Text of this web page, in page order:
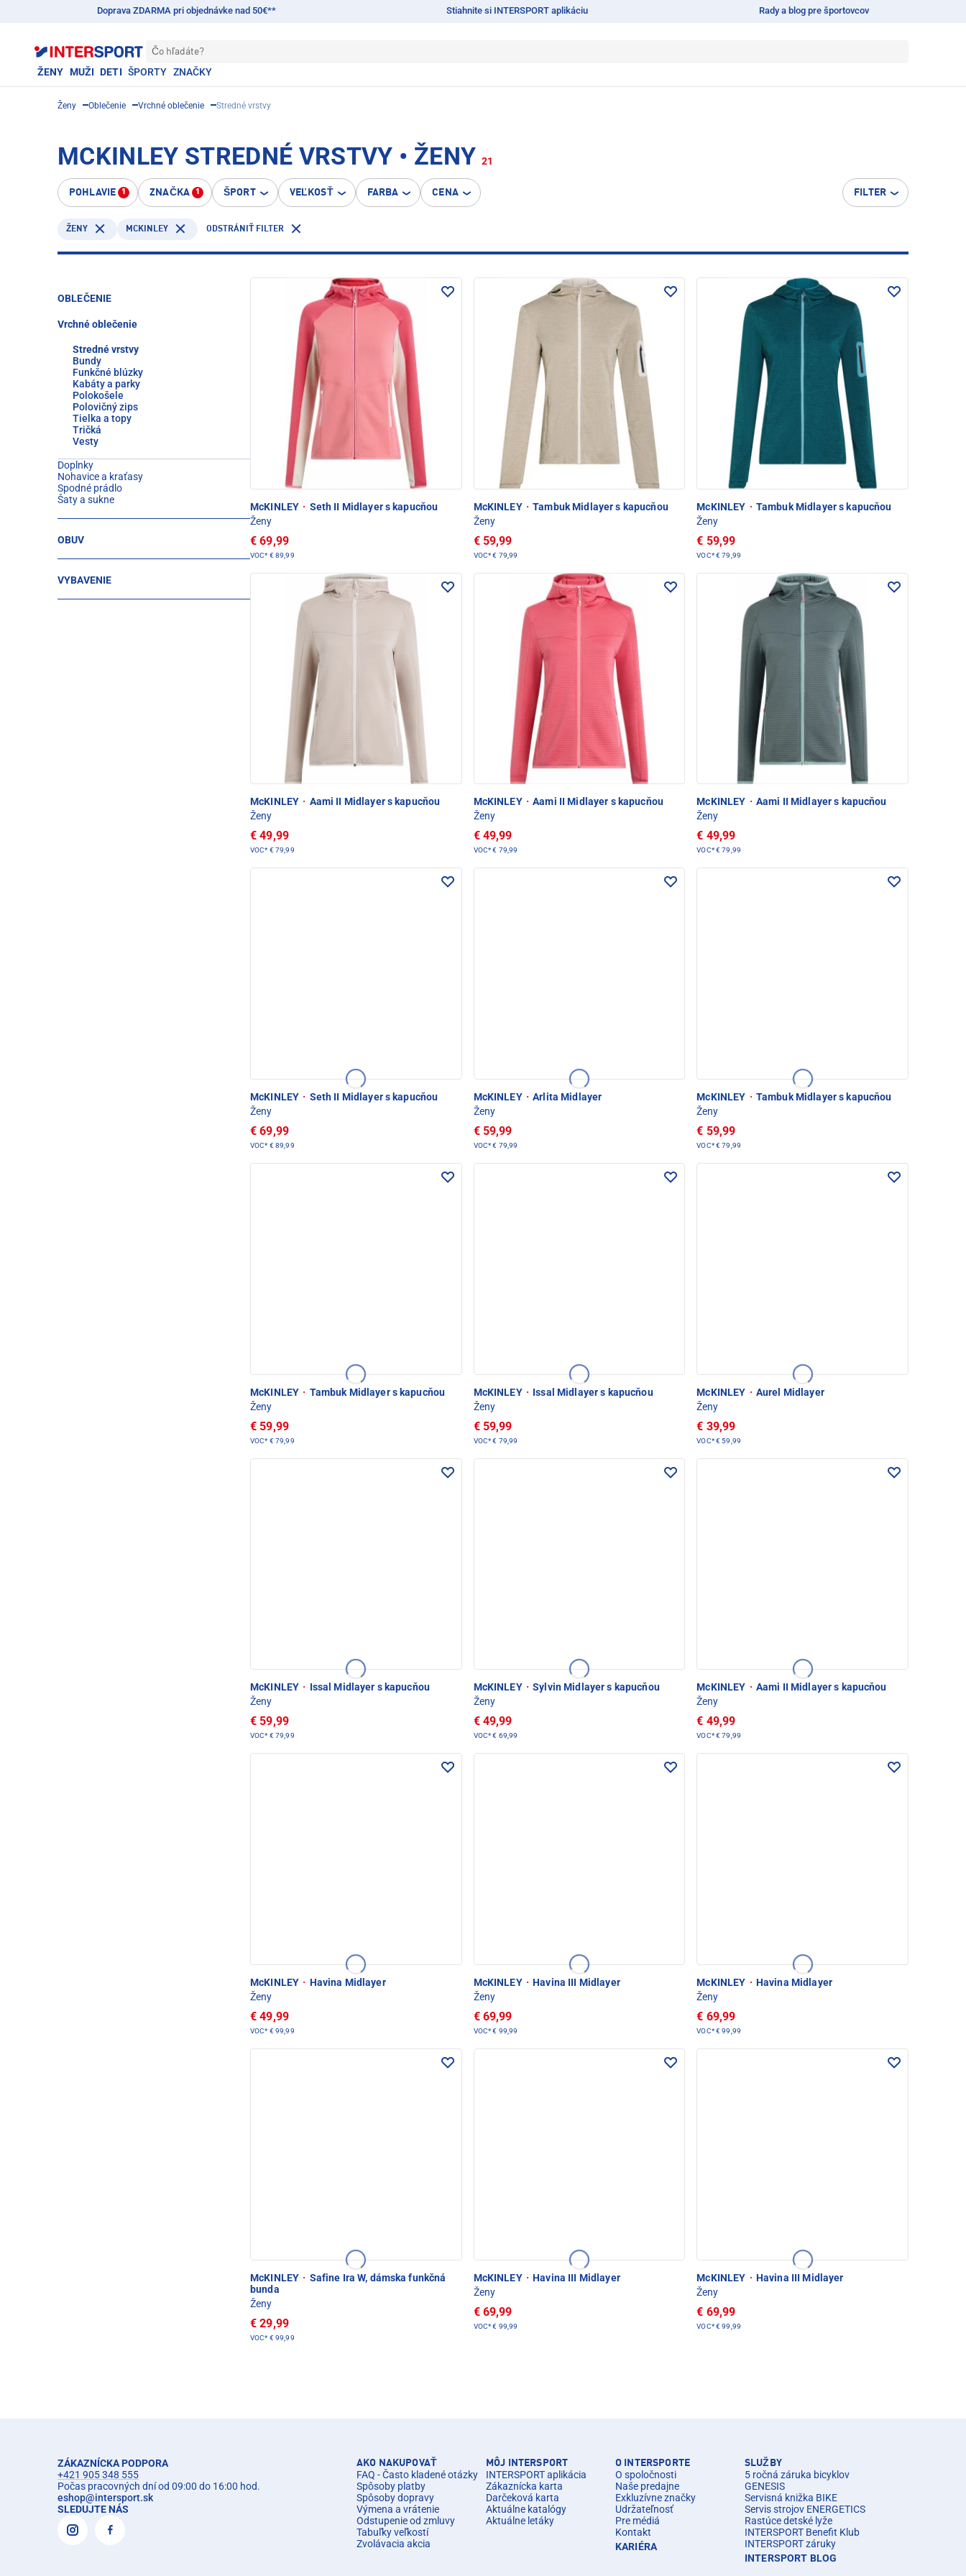
Doprava ZDARMA pri objednávke nad 50€** Stiahnite si INTERSPORT aplikáciu Rady a blog pre športovcov
Čo hľadáte?
ŽENY MUŽI DETI ŠPORTY ZNAČKY
Ženy Oblečenie Vrchné oblečenie Stredné vrstvy
MCKINLEY STREDNÉ VRSTVY • ŽENY 21
POHLAVIE 1 ZNAČKA 1 ŠPORT VEĽKOSŤ FARBA CENA FILTER
ŽENY MCKINLEY ODSTRÁNIŤ FILTER
OBLEČENIE
Vrchné oblečenie
Stredné vrstvy
Bundy
Funkčné blúzky
Kabáty a parky
Polokošele
Polovičný zips
Tielka a topy
Tričká
Vesty
Doplnky
Nohavice a kraťasy
Spodné prádlo
Šaty a sukne
OBUV
VYBAVENIE
McKINLEY · Seth II Midlayer s kapucňou
Ženy
€ 69,99
VOC* € 89,99
McKINLEY · Tambuk Midlayer s kapucňou
Ženy
€ 59,99
VOC*€ 79,99
McKINLEY · Tambuk Midlayer s kapucňou
Ženy
€ 59,99
VOC*€ 79,99
McKINLEY · Aami II Midlayer s kapucňou
Ženy
€ 49,99
VOC* € 79,99
McKINLEY · Aami II Midlayer s kapucňou
Ženy
€ 49,99
VOC*€ 79,99
McKINLEY · Aami II Midlayer s kapucňou
Ženy
€ 49,99
VOC*€ 79,99
McKINLEY · Seth II Midlayer s kapucňou
Ženy
€ 69,99
VOC* € 89,99
McKINLEY · Arlita Midlayer
Ženy
€ 59,99
VOC*€ 79,99
McKINLEY · Tambuk Midlayer s kapucňou
Ženy
€ 59,99
VOC*€ 79,99
McKINLEY · Tambuk Midlayer s kapucňou
Ženy
€ 59,99
VOC* € 79,99
McKINLEY · Issal Midlayer s kapucňou
Ženy
€ 59,99
VOC*€ 79,99
McKINLEY · Aurel Midlayer
Ženy
€ 39,99
VOC*€ 59,99
McKINLEY · Issal Midlayer s kapucňou
Ženy
€ 59,99
VOC* € 79,99
McKINLEY · Sylvin Midlayer s kapucňou
Ženy
€ 49,99
VOC*€ 69,99
McKINLEY · Aami II Midlayer s kapucňou
Ženy
€ 49,99
VOC*€ 79,99
McKINLEY · Havina Midlayer
Ženy
€ 49,99
VOC* € 99,99
McKINLEY · Havina III Midlayer
Ženy
€ 69,99
VOC*€ 99,99
McKINLEY · Havina Midlayer
Ženy
€ 69,99
VOC*€ 99,99
McKINLEY · Safine Ira W, dámska funkčná
bunda
Ženy
€ 29,99
VOC* € 99,99
McKINLEY · Havina III Midlayer
Ženy
€ 69,99
VOC*€ 99,99
McKINLEY · Havina III Midlayer
Ženy
€ 69,99
VOC*€ 99,99
ZÁKAZNÍCKA PODPORA
+421 905 348 555
Počas pracovných dní od 09:00 do 16:00 hod.
eshop@intersport.sk
SLEDUJTE NÁS
AKO NAKUPOVAŤ
FAQ - Často kladené otázky
Spôsoby platby
Spôsoby dopravy
Výmena a vrátenie
Odstupenie od zmluvy
Tabuľky veľkostí
Zvolávacia akcia
MÔJ INTERSPORT
INTERSPORT aplikácia
Zákaznícka karta
Darčeková karta
Aktuálne katalógy
Aktuálne letáky
O INTERSPORTE
O spoločnosti
Naše predajne
Exkluzívne značky
Udržateľnosť
Pre médiá
Kontakt
KARIÉRA
SLUŽBY
5 ročná záruka bicyklov
GENESIS
Servisná knižka BIKE
Servis strojov ENERGETICS
Rastúce detské lyže
INTERSPORT Benefit Klub
INTERSPORT záruky
INTERSPORT BLOG